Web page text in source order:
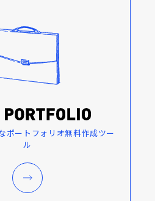
ポートフォリオ無料作成ツー
ル